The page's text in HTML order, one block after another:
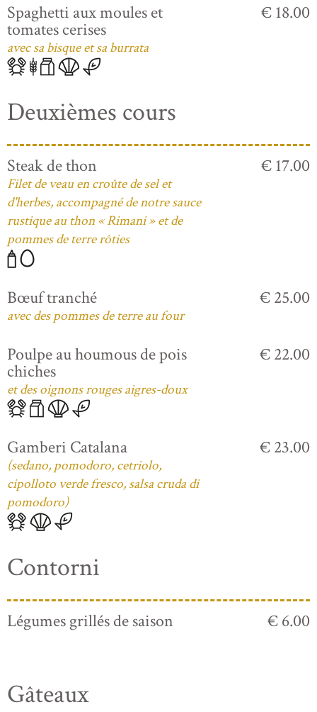
Spaghetti aux moules et
tomates cerises
avec sa bisque et sa burrata
€ 18.00
Deuxièmes cours
Steak de thon
Filet de veau en croûte de sel et
d'herbes, accompagné de notre sauce
rustique au thon « Rimani » et de
pommes de terre rôties
€ 17.00
Bœuf tranché
avec des pommes de terre au four
€ 25.00
Poulpe au houmous de pois
chiches
et des oignons rouges aigres-doux
€ 22.00
Gamberi Catalana
(sedano, pomodoro, cetriolo,
cipolloto verde fresco, salsa cruda di
pomodoro)
€ 23.00
Contorni
Légumes grillés de saison € 6.00
Gâteaux